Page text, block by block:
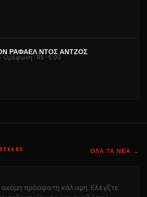
ΡΑΦΑΈΛ ΝΤΟΣ ΆΝΤΖΟΣ
Ομόφωνη · R5 · 5:00
ΌΛΑ ΤΑ ΝΈΑ →
ακόμη πρόσφατη κάλυψη. Ελέγξτε